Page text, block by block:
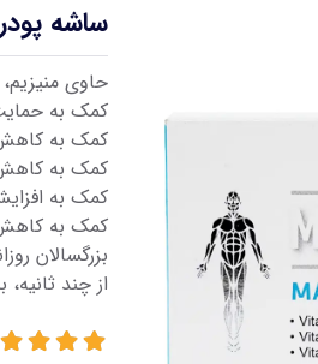
ساشه پودری منیزیم
حاوی منیزیم، ب6، ب9
کمک به
کمک به
کمک به
کمک به
کمک به
بزرگسالان
از چند